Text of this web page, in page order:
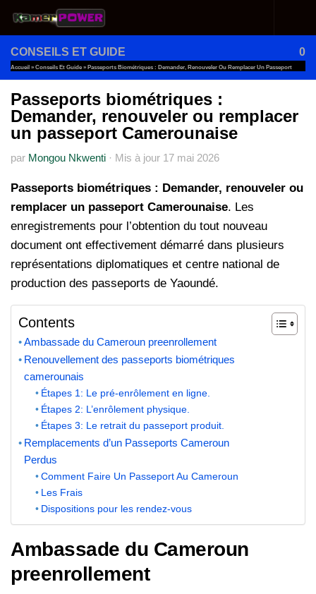
Au dessous du contenu
CONSEILS ET GUIDE 0
Accueil » Conseils Et Guide » Passeports Biométriques : Demander, Renouveler Ou Remplacer Un Passeport
Camerounaise
Passeports biométriques :
Demander, renouveler ou remplacer
un passeport Camerounaise
par Mongou Nkwenti · Mis à jour 17 mai 2026
Passeports biométriques : Demander, renouveler ou
remplacer un passeport Camerounaise. Les
enregistrements pour l’obtention du tout nouveau
document ont effectivement démarré dans plusieurs
représentations diplomatiques et centre national de
production des passeports de Yaoundé.
Contents
Ambassade du Cameroun preenrollement
Renouvellement des passeports biométriques
camerounais
Étapes 1: Le pré-enrôlement en ligne.
Étapes 2: L’enrôlement physique.
Étapes 3: Le retrait du passeport produit.
Remplacements d’un Passeports Cameroun
Perdus
Comment Faire Un Passeport Au Cameroun
Les Frais
Dispositions pour les rendez-vous
Ambassade du Cameroun
preenrollement